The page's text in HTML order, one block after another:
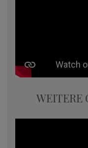
WEITERE